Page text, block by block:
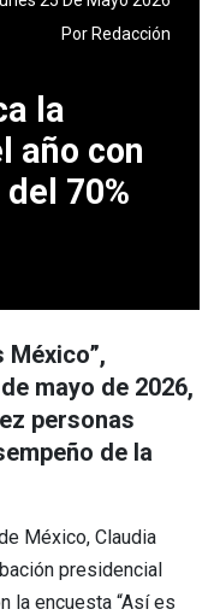
Por Redacción
la
año con
70%
México”,
mayo de 2026,
personas
de la
México, Claudia
presidencial
la encuesta “Así es